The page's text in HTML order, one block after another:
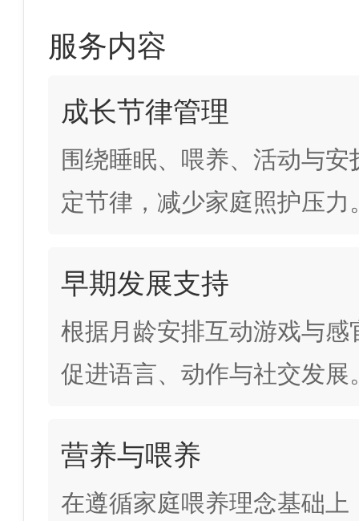
服务内容
成长节律管理
围绕睡眠、喂养、活动与安
定节律，减少家庭照护压力
早期发展支持
根据月龄安排互动游戏与感
促进语言、动作与社交发展
营养与喂养
在遵循家庭喂养理念基础上